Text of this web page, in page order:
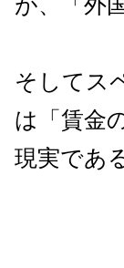
そしてス
は「賃金
現実であ